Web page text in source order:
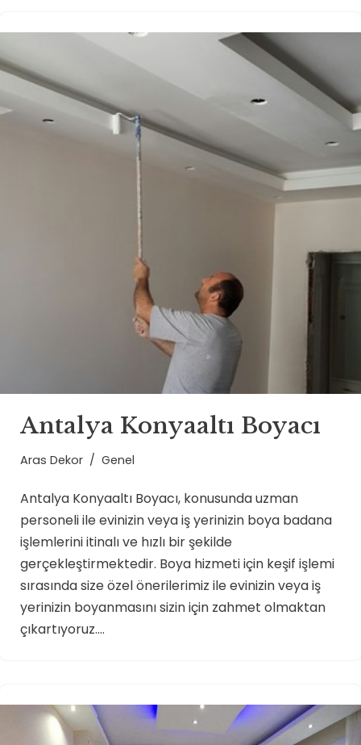
Antalya Konyaaltı Boyacı
Aras Dekor Genel
Antalya Konyaaltı Boyacı, konusunda uzman
personeli ile evinizin veya iş yerinizin boya badana
işlemlerini itinalı ve hızlı bir şekilde
gerçekleştirmektedir. Boya hizmeti için keşif işlemi
sırasında size özel önerilerimiz ile evinizin veya iş
yerinizin boyanmasını sizin için zahmet olmaktan
çıkartıyoruz.…